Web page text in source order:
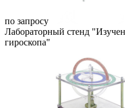
по запросу
Лабораторный стенд
гироскопа"